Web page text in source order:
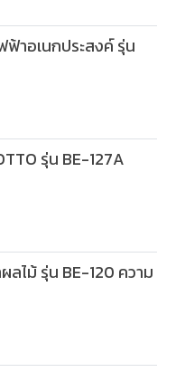
ฟ้าอเนกประสงค์ รุ่น
รุ่น BE-127A
ลไม้ รุ่น BE-120 ความ